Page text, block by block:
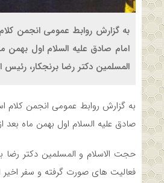
به گزارش روابط عمومی انجمن
امام صادق علیه السلام اول
المسلمین دکتر رضا برنجکار،
به گزارش روابط عمومی انجمن
صادق علیه السلام اول بهمن ماه
حجت الاسلام و المسلمین دکتر رضا
فعالیت های صورت گرفته و سفر اخیر